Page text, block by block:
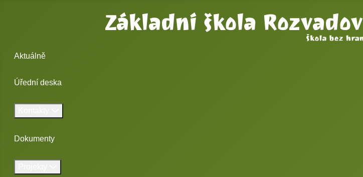
Základní škola Rozvadov
Aktuálně
Úřední deska
Dokumenty